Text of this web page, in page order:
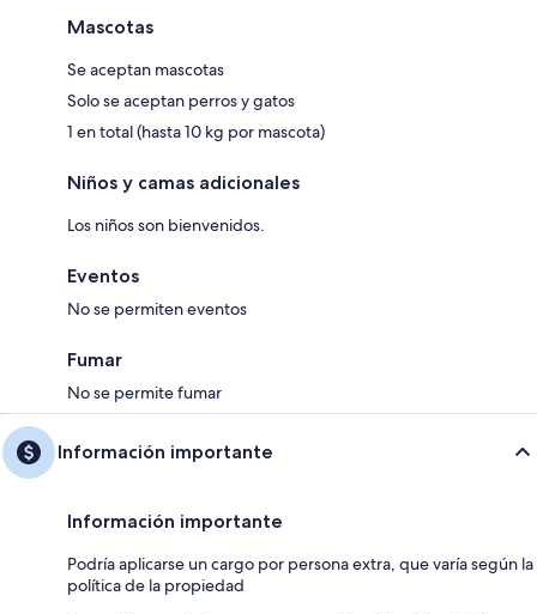
Mascotas
Se aceptan mascotas
Solo se aceptan perros y gatos
1 en total (hasta 10 kg por mascota)
Niños y camas adicionales
Los niños son bienvenidos.
Eventos
No se permiten eventos
Fumar
No se permite fumar
Información importante
Información importante
Podría aplicarse un cargo por persona extra, que varía según la
política de la propiedad